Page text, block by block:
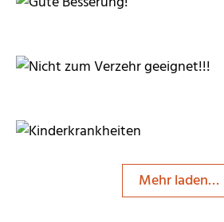
Klicker
Klicker
Mehr laden…